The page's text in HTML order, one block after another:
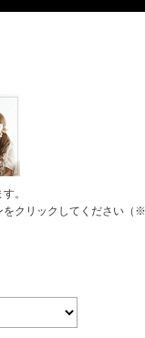
。
クリックしてください（